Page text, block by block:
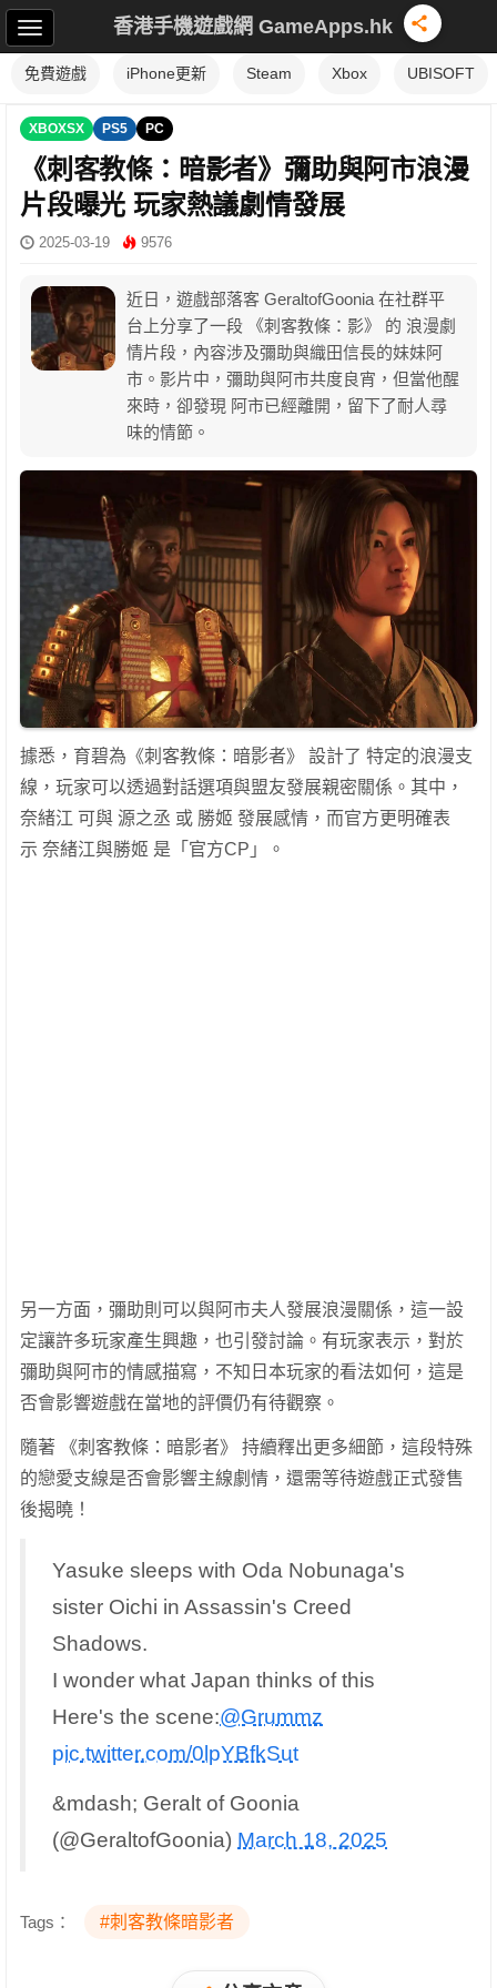
香港手機遊戲網 GameApps.hk
免費遊戲 iPhone更新 Steam Xbox UBISOFT
XBOXSX PS5 PC
《刺客教條：暗影者》彌助與阿市浪漫
片段曝光 玩家熱議劇情發展
2025-03-19 9576
近日，遊戲部落客 GeraltofGoonia 在社群平
台上分享了一段 《刺客教條：影》 的 浪漫劇
情片段，內容涉及彌助與織田信長的妹妹阿
市。影片中，彌助與阿市共度良宵，但當他醒
來時，卻發現 阿市已經離開，留下了耐人尋
味的情節。
據悉，育碧為《刺客教條：暗影者》 設計了 特定的浪漫支
線，玩家可以透過對話選項與盟友發展親密關係。其中，
奈緒江 可與 源之丞 或 勝姬 發展感情，而官方更明確表
示 奈緒江與勝姬 是「官方CP」。
另一方面，彌助則可以與阿市夫人發展浪漫關係，這一設
定讓許多玩家產生興趣，也引發討論。有玩家表示，對於
彌助與阿市的情感描寫，不知日本玩家的看法如何，這是
否會影響遊戲在當地的評價仍有待觀察。
隨著 《刺客教條：暗影者》 持續釋出更多細節，這段特殊
的戀愛支線是否會影響主線劇情，還需等待遊戲正式發售
後揭曉！
Yasuke sleeps with Oda Nobunaga's
sister Oichi in Assassin's Creed
Shadows.
I wonder what Japan thinks of this
Here's the scene:@Grummz
pic.twitter.com/0lpYBfkSut
&mdash; Geralt of Goonia
(@GeraltofGoonia) March 18, 2025
Tags： #刺客教條暗影者